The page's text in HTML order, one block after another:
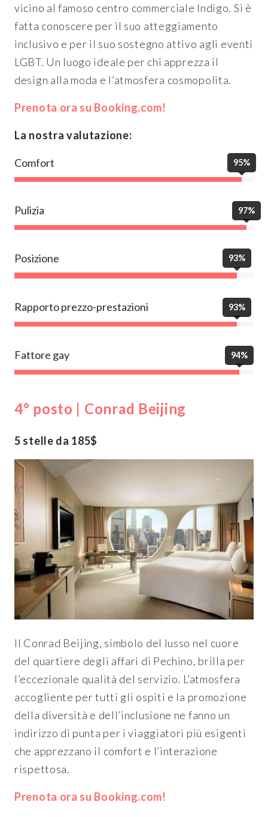
vicino al famoso centro commerciale Indigo. Si è
fatta conoscere per il suo atteggiamento
inclusivo e per il suo sostegno attivo agli eventi
LGBT. Un luogo ideale per chi apprezza il
design alla moda e l’atmosfera cosmopolita.
Prenota ora su Booking.com!
La nostra valutazione:
Comfort 95%
Pulizia 97%
Posizione 93%
Rapporto prezzo-prestazioni 93%
Fattore gay 94%
4° posto | Conrad Beijing
5 stelle da 185$
Il Conrad Beijing, simbolo del lusso nel cuore
del quartiere degli affari di Pechino, brilla per
l’eccezionale qualità del servizio. L’atmosfera
accogliente per tutti gli ospiti e la promozione
della diversità e dell’inclusione ne fanno un
indirizzo di punta per i viaggiatori più esigenti
che apprezzano il comfort e l’interazione
rispettosa.
Prenota ora su Booking.com!